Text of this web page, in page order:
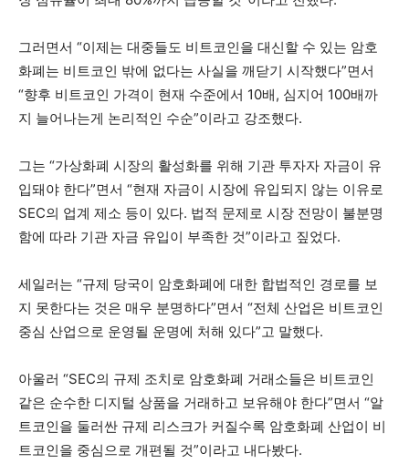
그러면서 “이제는 대중들도 비트코인을 대신할 수 있는 암호
화폐는 비트코인 밖에 없다는 사실을 깨닫기 시작했다”면서
“향후 비트코인 가격이 현재 수준에서 10배, 심지어 100배까
지 늘어나는게 논리적인 수순”이라고 강조했다.
그는 “가상화폐 시장의 활성화를 위해 기관 투자자 자금이 유
입돼야 한다”면서 “현재 자금이 시장에 유입되지 않는 이유로
SEC의 업계 제소 등이 있다. 법적 문제로 시장 전망이 불분명
함에 따라 기관 자금 유입이 부족한 것”이라고 짚었다.
세일러는 “규제 당국이 암호화폐에 대한 합법적인 경로를 보
지 못한다는 것은 매우 분명하다”면서 “전체 산업은 비트코인 ​​
중심 산업으로 운영될 운명에 처해 있다”고 말했다.
아울러 “SEC의 규제 조치로 암호화폐 거래소들은 비트코인
같은 순수한 디지털 상품을 거래하고 보유해야 한다”면서 “알
트코인을 둘러싼 규제 리스크가 커질수록 암호화폐 산업이 비
트코인을 중심으로 개편될 것”이라고 내다봤다.